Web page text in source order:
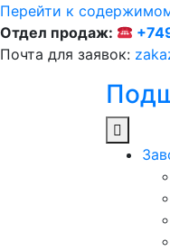
Перейти к
Отдел продаж:
Почта для заявок: